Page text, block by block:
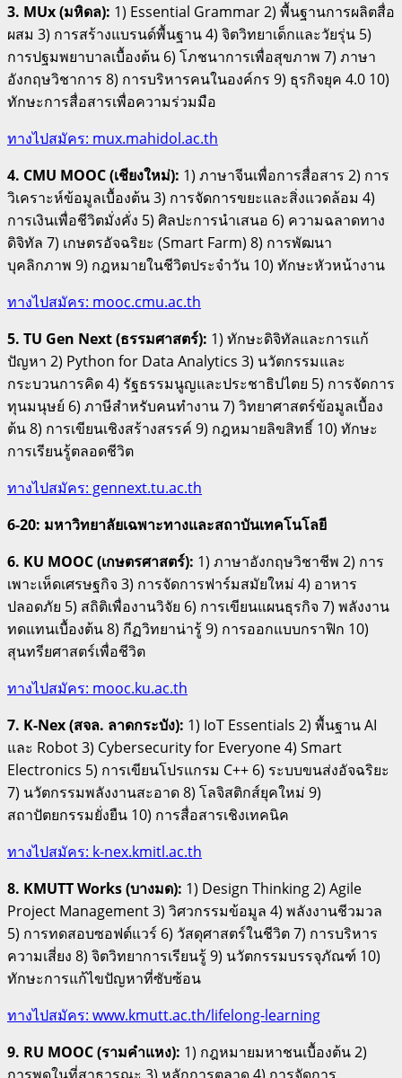
3. MUx (มหิดล): 1) Essential Grammar 2) พื้นฐานการผลิตสื่อ
ผสม 3) การสร้างแบรนด์พื้นฐาน 4) จิตวิทยาเด็กและวัยรุ่น 5)
การปฐมพยาบาลเบื้องต้น 6) โภชนาการเพื่อสุขภาพ 7) ภาษา
อังกฤษวิชาการ 8) การบริหารคนในองค์กร 9) ธุรกิจยุค 4.0 10)
ทักษะการสื่อสารเพื่อความร่วมมือ
ทางไปสมัคร: mux.mahidol.ac.th
4. CMU MOOC (เชียงใหม่): 1) ภาษาจีนเพื่อการสื่อสาร 2) การ
วิเคราะห์ข้อมูลเบื้องต้น 3) การจัดการขยะและสิ่งแวดล้อม 4)
การเงินเพื่อชีวิตมั่งคั่ง 5) ศิลปะการนำเสนอ 6) ความฉลาดทาง
ดิจิทัล 7) เกษตรอัจฉริยะ (Smart Farm) 8) การพัฒนา
บุคลิกภาพ 9) กฎหมายในชีวิตประจำวัน 10) ทักษะหัวหน้างาน
ทางไปสมัคร: mooc.cmu.ac.th
5. TU Gen Next (ธรรมศาสตร์): 1) ทักษะดิจิทัลและการแก้
ปัญหา 2) Python for Data Analytics 3) นวัตกรรมและ
กระบวนการคิด 4) รัฐธรรมนูญและประชาธิปไตย 5) การจัดการ
ทุนมนุษย์ 6) ภาษีสำหรับคนทำงาน 7) วิทยาศาสตร์ข้อมูลเบื้อง
ต้น 8) การเขียนเชิงสร้างสรรค์ 9) กฎหมายลิขสิทธิ์ 10) ทักษะ
การเรียนรู้ตลอดชีวิต
ทางไปสมัคร: gennext.tu.ac.th
6-20: มหาวิทยาลัยเฉพาะทางและสถาบันเทคโนโลยี
6. KU MOOC (เกษตรศาสตร์): 1) ภาษาอังกฤษวิชาชีพ 2) การ
เพาะเห็ดเศรษฐกิจ 3) การจัดการฟาร์มสมัยใหม่ 4) อาหาร
ปลอดภัย 5) สถิติเพื่องานวิจัย 6) การเขียนแผนธุรกิจ 7) พลังงาน
ทดแทนเบื้องต้น 8) กีฏวิทยาน่ารู้ 9) การออกแบบกราฟิก 10)
สุนทรียศาสตร์เพื่อชีวิต
ทางไปสมัคร: mooc.ku.ac.th
7. K-Nex (สจล. ลาดกระบัง): 1) IoT Essentials 2) พื้นฐาน AI
และ Robot 3) Cybersecurity for Everyone 4) Smart
Electronics 5) การเขียนโปรแกรม C++ 6) ระบบขนส่งอัจฉริยะ
7) นวัตกรรมพลังงานสะอาด 8) โลจิสติกส์ยุคใหม่ 9)
สถาปัตยกรรมยั่งยืน 10) การสื่อสารเชิงเทคนิค
ทางไปสมัคร: k-nex.kmitl.ac.th
8. KMUTT Works (บางมด): 1) Design Thinking 2) Agile
Project Management 3) วิศวกรรมข้อมูล 4) พลังงานชีวมวล
5) การทดสอบซอฟต์แวร์ 6) วัสดุศาสตร์ในชีวิต 7) การบริหาร
ความเสี่ยง 8) จิตวิทยาการเรียนรู้ 9) นวัตกรรมบรรจุภัณฑ์ 10)
ทักษะการแก้ไขปัญหาที่ซับซ้อน
ทางไปสมัคร: www.kmutt.ac.th/lifelong-learning
9. RU MOOC (รามคำแหง): 1) กฎหมายมหาชนเบื้องต้น 2)